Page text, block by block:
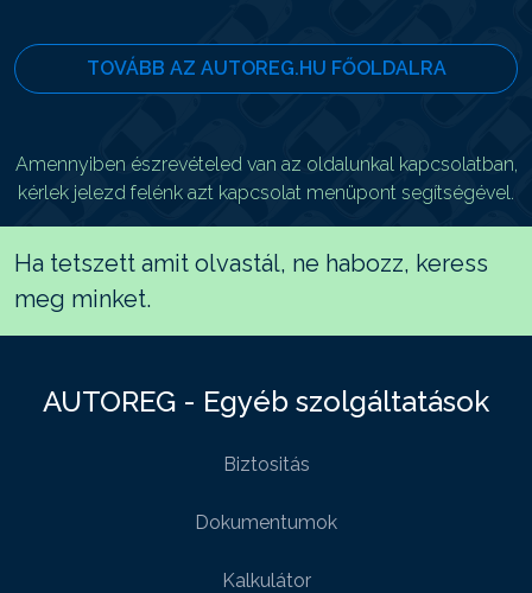
TOVÁBB AZ AUTOREG.HU FŐOLDALRA
Amennyiben észrevételed van az oldalunkal kapcsolatban,
kérlek jelezd felénk azt kapcsolat menüpont segítségével.
Ha tetszett amit olvastál, ne habozz, keress
meg minket.
AUTOREG - Egyéb szolgáltatások
Biztositás
Dokumentumok
Kalkulátor